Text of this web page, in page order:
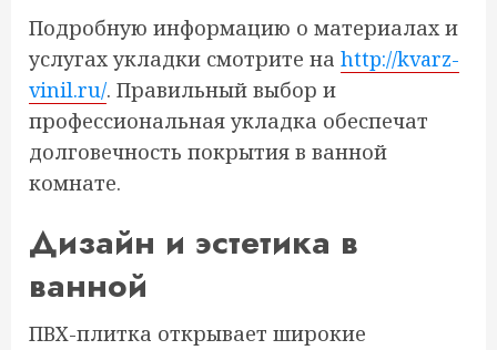
Подробную информацию о материалах и
услугах укладки смотрите на http://kvarz-
vinil.ru/. Правильный выбор и
профессиональная укладка обеспечат
долговечность покрытия в ванной
комнате.
Дизайн и эстетика в
ванной
ПВХ-плитка открывает широкие